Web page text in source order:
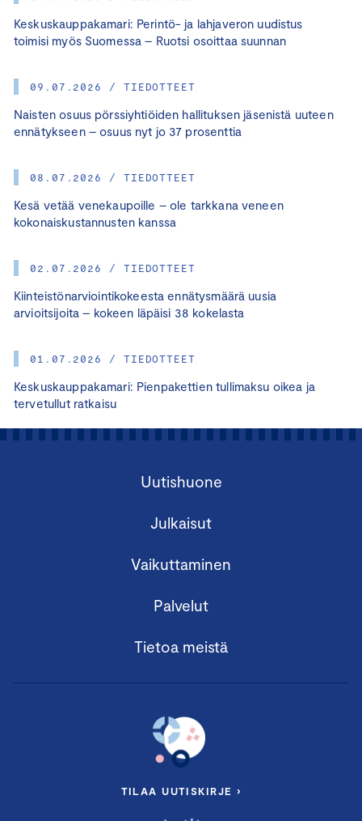
Keskuskauppakamari: Perintö- ja lahjaveron uudistus
toimisi myös Suomessa – Ruotsi osoittaa suunnan
09.07.2026 / TIEDOTTEET
Naisten osuus pörssiyhtiöiden hallituksen jäsenistä uuteen
ennätykseen – osuus nyt jo 37 prosenttia
08.07.2026 / TIEDOTTEET
Kesä vetää venekaupoille – ole tarkkana veneen
kokonaiskustannusten kanssa
02.07.2026 / TIEDOTTEET
Kiinteistönarviointikokeesta ennätysmäärä uusia
arvioitsijoita – kokeen läpäisi 38 kokelasta
01.07.2026 / TIEDOTTEET
Keskuskauppakamari: Pienpakettien tullimaksu oikea ja
tervetullut ratkaisu
Uutishuone
Julkaisut
Vaikuttaminen
Palvelut
Tietoa meistä
TILAA UUTISKIRJE ›